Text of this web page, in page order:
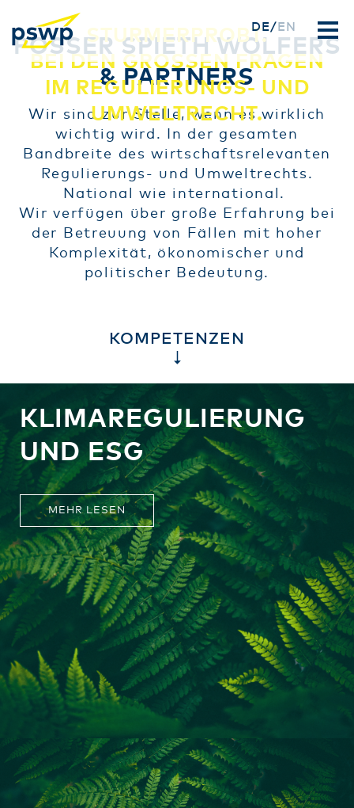
Direkt
zum
Inhalt
DE EN
STURMERPROBT.
BEI DEN GROSSEN FRAGEN
IM REGULIERUNGS- UND
UMWELTRECHT.
POSSER SPIETH WOLFERS
& PARTNERS
Wir sind zur Stelle, wenn es wirklich
wichtig wird. In der gesamten
Bandbreite des wirtschaftsrelevanten
Regulierungs- und Umweltrechts.
National wie international.
Wir verfügen über große Erfahrung bei
der Betreuung von Fällen mit hoher
Komplexität, ökonomischer und
politischer Bedeutung.
KOMPETENZEN
KLIMAREGULIERUNG
UND ESG
MEHR LESEN